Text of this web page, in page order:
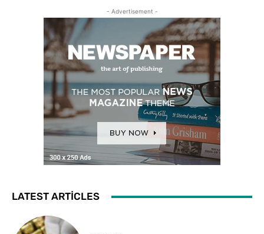
- Advertisement -
LATEST ARTICLES